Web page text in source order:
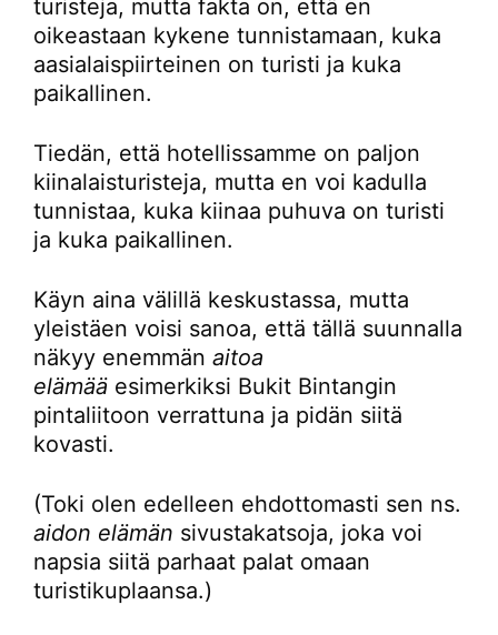
turisteja, mutta fakta on, että en
oikeastaan kykene tunnistamaan, kuka
aasialaispiirteinen on turisti ja kuka
paikallinen.
Tiedän, että hotellissamme on paljon
kiinalaisturisteja, mutta en voi kadulla
tunnistaa, kuka kiinaa puhuva on turisti
ja kuka paikallinen.
Käyn aina välillä keskustassa, mutta
yleistäen voisi sanoa, että tällä suunnalla
näkyy enemmän aitoa
elämää esimerkiksi Bukit Bintangin
pintaliitoon verrattuna ja pidän siitä
kovasti.
(Toki olen edelleen ehdottomasti sen ns.
aidon elämän sivustakatsoja, joka voi
napsia siitä parhaat palat omaan
turistikuplaansa.)